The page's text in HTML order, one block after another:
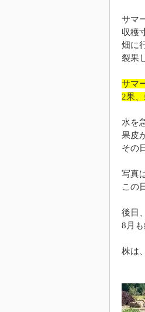
サマ
収穫
畑に
裂果
サマ
2果
水を
果皮
その
写真
この
後日
8月
株は